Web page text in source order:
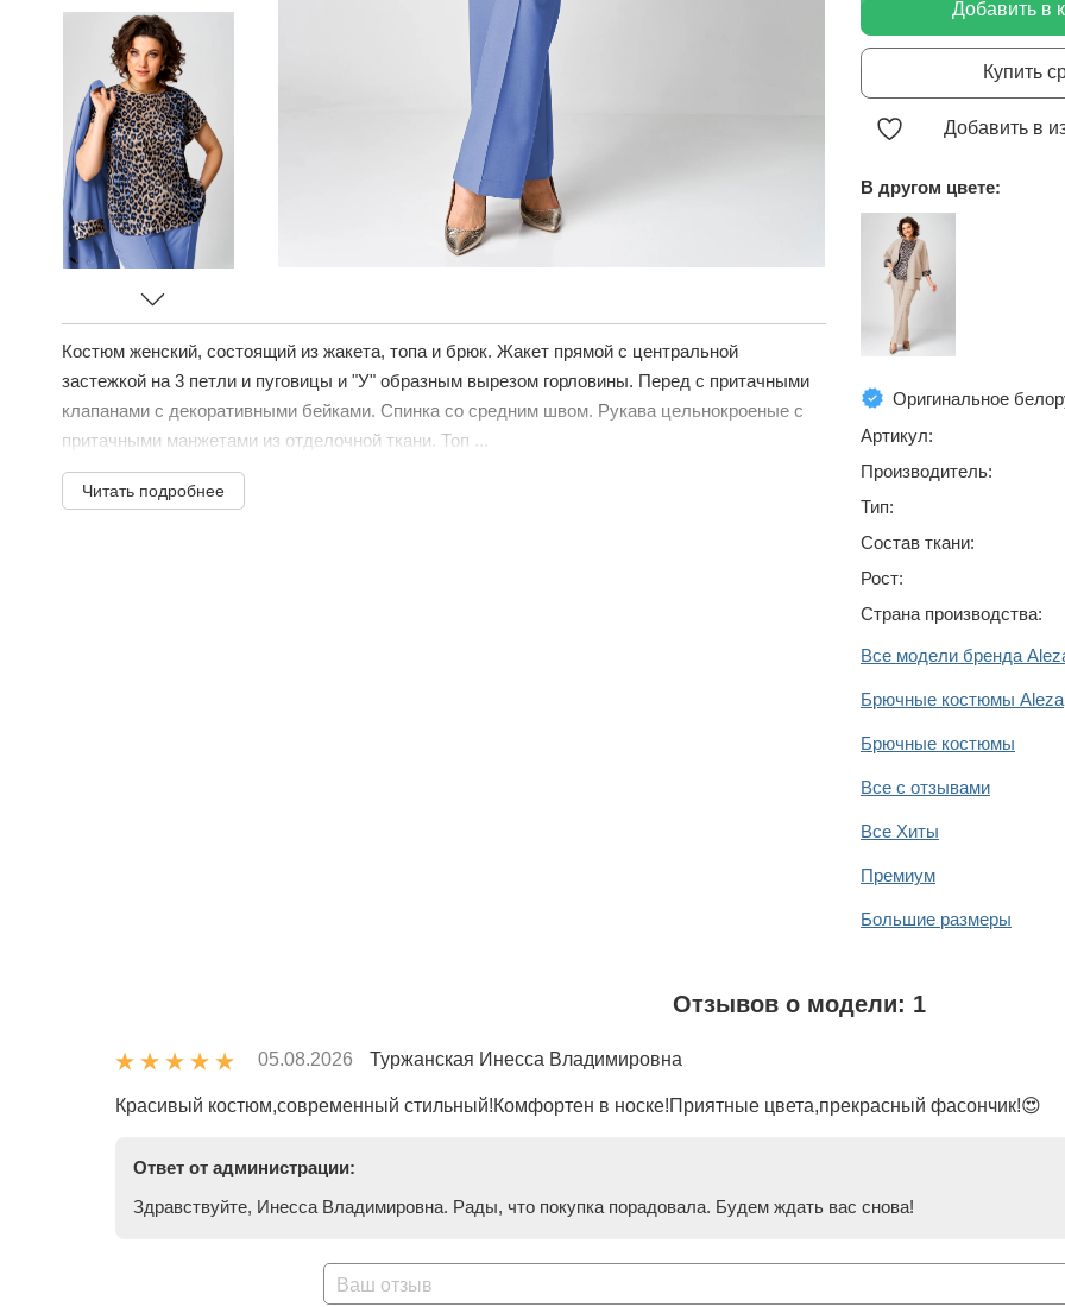
Костюм женский, состоящий из жакета, топа и брюк. Жакет прямой с центральной
застежкой на 3 петли и пуговицы и "У" образным вырезом горловины. Перед с притачными
клапанами с декоративными бейками. Спинка со средним швом. Рукава цельнокроеные с
притачными манжетами из отделочной ткани. Топ ...
Читать подробнее
Добавить в
Купить
Добавить в
В другом цвете:
Оригинальное
Артикул:
Производитель:
Тип:
Состав ткани:
Рост:
Страна производства:
Все модели бренда
Брючные костюмы Aleza
Брючные костюмы
Все с отзывами
Все Хиты
Премиум
Большие размеры
Отзывов о модели: 1
05.08.2026 Туржанская Инесса Владимировна
Красивый костюм,современный стильный!Комфортен в носке!Приятные цвета,прекрасный фасончик!😍
Ответ от администрации:
Здравствуйте, Инесса Владимировна. Рады, что покупка порадовала. Будем ждать вас снова!
Ваш отзыв